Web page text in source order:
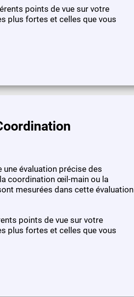
points de vue sur votre
plus fortes et celles que vous
une évaluation précise des
coordination œil-main ou la
mesurées dans cette évaluation
points de vue sur votre
plus fortes et celles que vous